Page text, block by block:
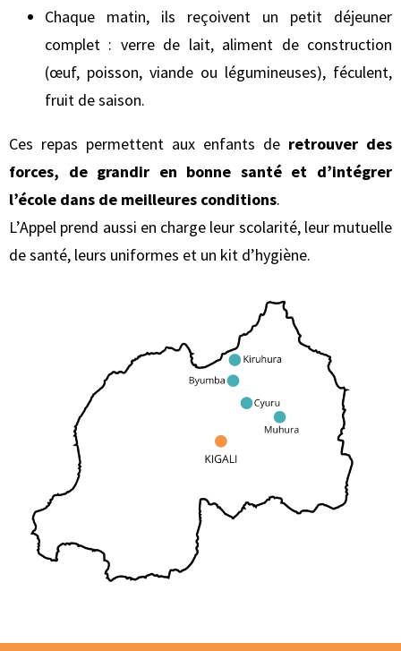
Chaque matin, ils reçoivent un petit déjeuner
complet : verre de lait, aliment de construction
(œuf, poisson, viande ou légumineuses), féculent,
fruit de saison.
Ces repas permettent aux enfants de retrouver des
forces, de grandir en bonne santé et d’intégrer
l’école dans de meilleures conditions.
L’Appel prend aussi en charge leur scolarité, leur mutuelle
de santé, leurs uniformes et un kit d’hygiène.